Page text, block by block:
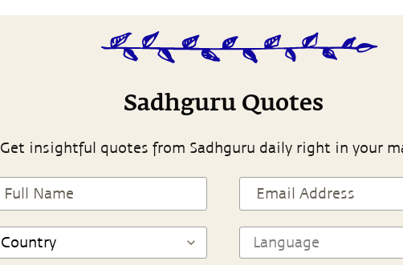
Sadhguru Quotes
Get insightful quotes from Sadhguru daily right in your